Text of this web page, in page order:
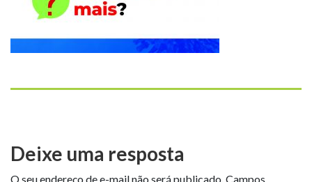
Deixe uma resposta
O seu endereço de e-mail não será publicado.Campos